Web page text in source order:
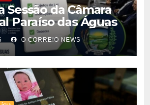
Sessão da Câmara
Paraíso das Águas
O CORREIO NEWS